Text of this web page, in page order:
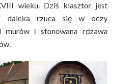
wieku. Dziś klasztor jest
daleka rzuca się w oczy
murów i stonowana rdzawa